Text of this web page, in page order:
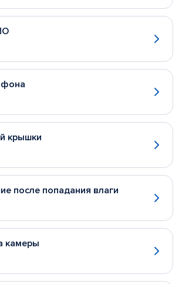
крышки
после попадания влаги
камеры